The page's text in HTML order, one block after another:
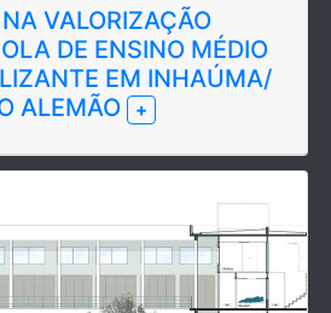
VALORIZAÇÃO
DE ENSINO MÉDIO
EM INHAÚMA/
ALEMÃO
+